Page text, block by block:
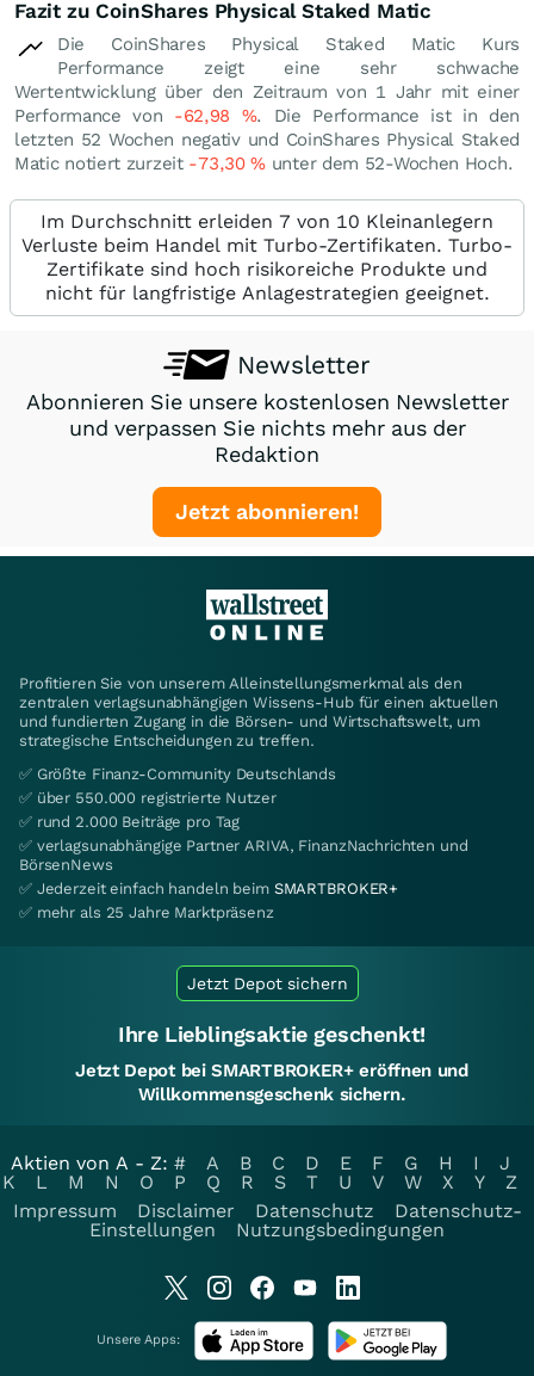
Fazit zu CoinShares Physical Staked Matic
Die CoinShares Physical Staked Matic Kurs
Performance zeigt eine sehr schwache
Wertentwicklung über den Zeitraum von 1 Jahr mit einer
Performance von -62,98 %. Die Performance ist in den
letzten 52 Wochen negativ und CoinShares Physical Staked
Matic notiert zurzeit -73,30% unter dem 52-Wochen Hoch.
Im Durchschnitt erleiden 7 von 10 Kleinanlegern
Verluste beim Handel mit Turbo-Zertifikaten. Turbo-
Zertifikate sind hoch risikoreiche Produkte und
nicht für langfristige Anlagestrategien geeignet.
Newsletter
Abonnieren Sie unsere kostenlosen Newsletter
und verpassen Sie nichts mehr aus der
Redaktion
Jetzt abonnieren!
Profitieren Sie von unserem Alleinstellungsmerkmal als den
zentralen verlagsunabhängigen Wissens-Hub für einen aktuellen
und fundierten Zugang in die Börsen- und Wirtschaftswelt, um
strategische Entscheidungen zu treffen.
✅ Größte Finanz-Community Deutschlands
✅ über 550.000 registrierte Nutzer
✅ rund 2.000 Beiträge pro Tag
✅ verlagsunabhängige Partner ARIVA, FinanzNachrichten und
BörsenNews
✅ Jederzeit einfach handeln beim SMARTBROKER+
✅ mehr als 25 Jahre Marktpräsenz
Jetzt Depot sichern
Ihre Lieblingsaktie geschenkt!
Jetzt Depot bei SMARTBROKER+ eröffnen und
Willkommensgeschenk sichern.
Aktien von A - Z: # A B C D E F G H I
J
K
L M N O P Q R S T U V W X Y
Z
Impressum
Disclaimer Datenschutz
Datenschutz-
Einstellungen
Nutzungsbedingungen
Unsere Apps: